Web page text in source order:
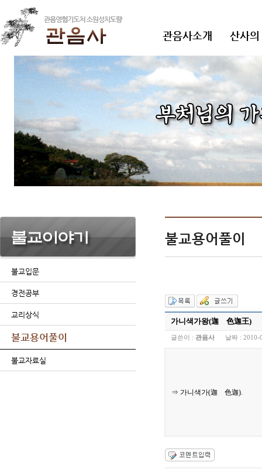
관음사소개 산사
불교입문
경전공부
교리상식
불교용어풀이
불교자료실
불교용어풀이
가니색가왕(迦 色迦王)
글쓴이 : 관음사 날짜 : 2010-
⇒ 가니색가(迦 色迦).